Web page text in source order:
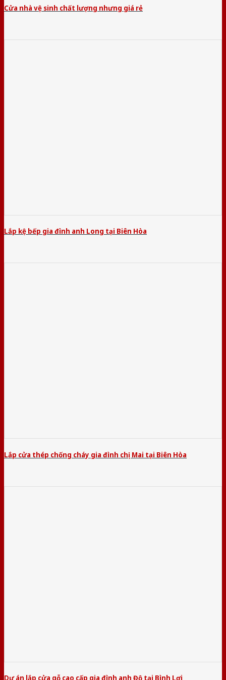
Cửa nhà vệ sinh chất lượng nhưng giá rẻ
Lắp kệ bếp gia đình anh Long tại Biên Hòa
Lắp cửa thép chống cháy gia đình chị Mai tại Biên Hòa
Dự án lắp cửa gỗ cao cấp gia đình anh Độ tại Bình Lợi